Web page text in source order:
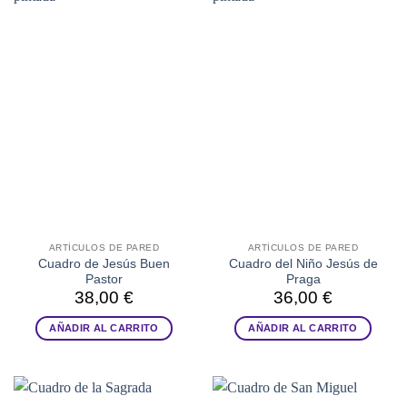
ARTÍCULOS DE PARED
Cuadro de Jesús Buen
Pastor
38,00 €
AÑADIR AL CARRITO
ARTÍCULOS DE PARED
Cuadro del Niño Jesús de
Praga
36,00 €
AÑADIR AL CARRITO